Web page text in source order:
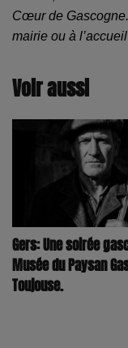
Cœur de
mairie ou à
Voir aussi
Gers: Une soirée
Musée du Paysan
Toujouse.